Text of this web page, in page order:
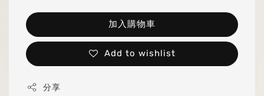
加入購物車
Add to wishlist
分享